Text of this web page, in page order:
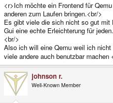
<r>Ich möchte ein Frontend für
anderen zum Laufen bringen.<br/>
Es gibt viele die sich nicht so gut mit
Gui eine echte Erleichterung für
<br/>
Also ich will eine Qemu weil ich
viele andere auch benutzbar machen
johnson r.
Well-Known Member